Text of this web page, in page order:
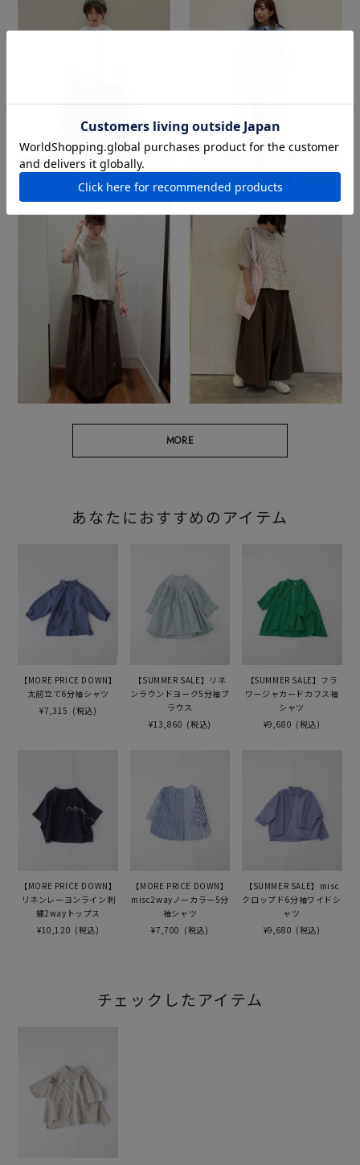
MORE
あなたにおすすめのアイテム
【MORE PRICE DOWN】
太前立て6分袖シャツ
¥7,315 (税込)
【SUMMER SALE】リネ
ンラウンドヨーク5分袖ブ
ラウス
¥13,860 (税込)
【SUMMER SALE】フラ
ワージャカードカフス袖
シャツ
¥9,680 (税込)
【MORE PRICE DOWN】
リネンレーヨンライン刺
繍2wayトップス
¥10,120 (税込)
【MORE PRICE DOWN】
misc2wayノーカラー5分
袖シャツ
¥7,700 (税込)
【SUMMER SALE】misc
クロップド6分袖ワイドシ
ャツ
¥9,680 (税込)
チェックしたアイテム